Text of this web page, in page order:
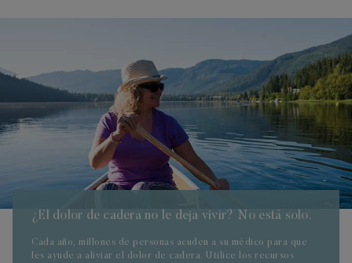
¿El dolor de cadera no le deja vivir? No está solo.
Cada año, millones de personas acuden a su médico para que
les ayude a aliviar el dolor de cadera. Utilice los recursos